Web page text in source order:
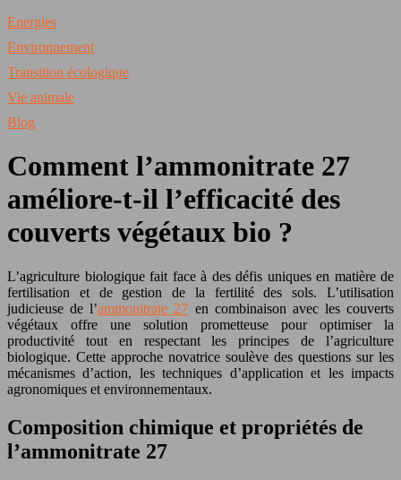
Energies
Environnement
Transition écologique
Vie animale
Blog
Comment l’ammonitrate 27
améliore-t-il l’efficacité des
couverts végétaux bio ?
L’agriculture biologique fait face à des défis uniques en matière de
fertilisation et de gestion de la fertilité des sols. L’utilisation
judicieuse de l’ammonitrate 27 en combinaison avec les couverts
végétaux offre une solution prometteuse pour optimiser la
productivité tout en respectant les principes de l’agriculture
biologique. Cette approche novatrice soulève des questions sur les
mécanismes d’action, les techniques d’application et les impacts
agronomiques et environnementaux.
Composition chimique et propriétés de
l’ammonitrate 27